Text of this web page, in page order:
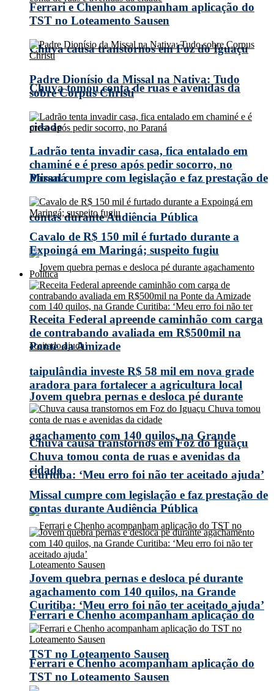
Chuva causa transtornos em Foz do Iguaçu
Chuva tomou conta de ruas e avenidas da
cidade
Missal cumpre com legislação e faz prestação de
contas durante Audiência Pública
Jovem quebra pernas e desloca pé durante
agachamento com 140 quilos, na Grande
Curitiba: ‘Meu erro foi não ter aceitado ajuda’
Ferrari e Chenho acompanham aplicação do
TST no Loteamento Sausen
Ferrari e Chenho acompanham aplicação do
TST no Loteamento Sausen
Padre Dionísio da Missal na Nativa: Tudo
sobre Corpus Christi
Ladrão tenta invadir casa, fica entalado em
chaminé e é preso após pedir socorro, no
Paraná
Cavalo de R$ 150 mil é furtado durante a
Expoingá em Maringá; suspeito fugiu
Política
Receita Federal apreende caminhão com carga
de contrabando avaliada em R$500mil na
Ponte da Amizade
taipulândia investe R$ 58 mil em nova grade
aradora para fortalecer a agricultura local
Chuva causa transtornos em Foz do Iguaçu
Chuva tomou conta de ruas e avenidas da
cidade
Missal cumpre com legislação e faz prestação de
contas durante Audiência Pública
Jovem quebra pernas e desloca pé durante
agachamento com 140 quilos, na Grande
Curitiba: ‘Meu erro foi não ter aceitado ajuda’
Ferrari e Chenho acompanham aplicação do
TST no Loteamento Sausen